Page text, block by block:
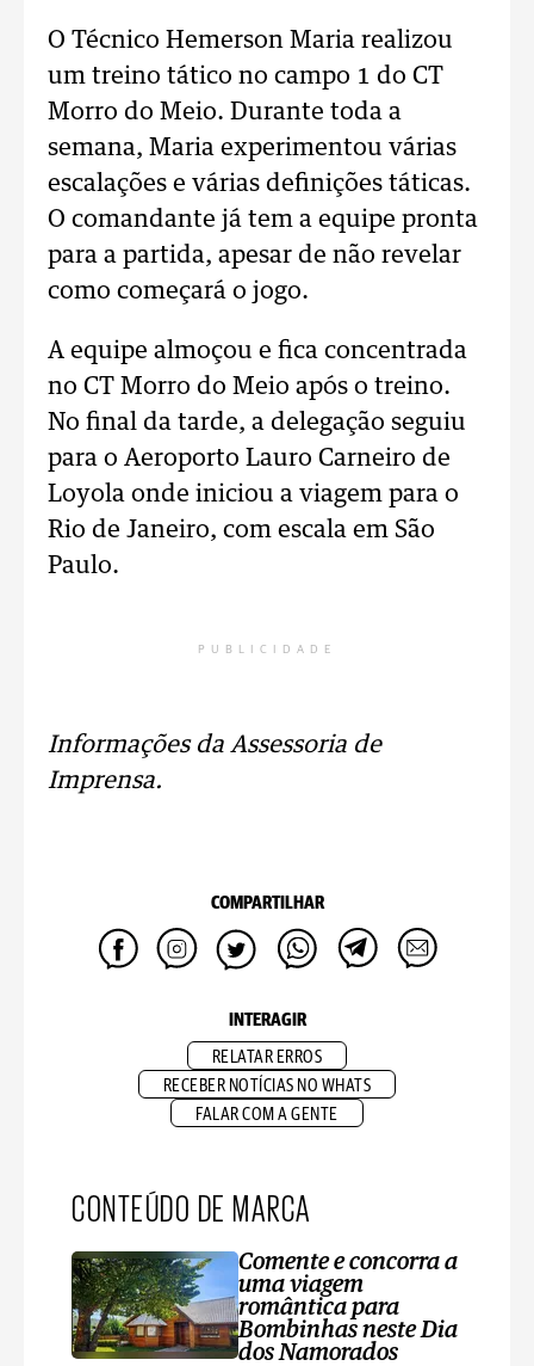
O Técnico Hemerson Maria realizou
um treino tático no campo 1 do CT
Morro do Meio. Durante toda a
semana, Maria experimentou várias
escalações e várias definições táticas.
O comandante já tem a equipe pronta
para a partida, apesar de não revelar
como começará o jogo.
A equipe almoçou e fica concentrada
no CT Morro do Meio após o treino.
No final da tarde, a delegação seguiu
para o Aeroporto Lauro Carneiro de
Loyola onde iniciou a viagem para o
Rio de Janeiro, com escala em São
Paulo.
PUBLICIDADE
Informações da Assessoria de
Imprensa.
COMPARTILHAR
INTERAGIR
RELATAR ERROS
RECEBER NOTÍCIAS NO WHATS
FALAR COM A GENTE
CONTEÚDO DE MARCA
Comente e concorra a
uma viagem
romântica para
Bombinhas neste Dia
dos Namorados